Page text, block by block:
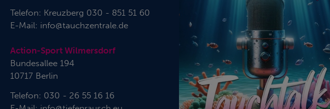
Telefon: Kreuzberg 030 - 851 51 60
E-Mail: info@tauchzentrale.de
Action-Sport Wilmersdorf
Bundesallee 194
10717 Berlin
Telefon: 030 - 26 55 16 16